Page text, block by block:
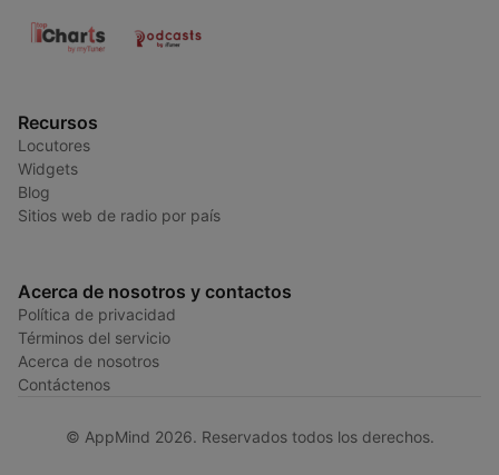
Recursos
Locutores
Widgets
Blog
Sitios web de radio por país
Acerca de nosotros y contactos
Política de privacidad
Términos del servicio
Acerca de nosotros
Contáctenos
© AppMind 2026. Reservados todos los derechos.